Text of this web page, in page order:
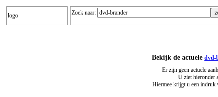
logo Zoek naar:
Bekijk de actuele dvd-
Er zijn geen actuele
U ziet hieronder
Hiermee krijgt u een indruk